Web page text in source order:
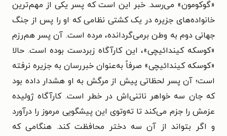
«گوکومون» می‌رسد. خبر این است که پسر یکی از مهم‌ترین
خانواده‌های جزیره در یک کشتی نظامی که او را پس از جنگ
جهانی دوم به وطن برمی‌گردانده‌، مرده است. آن پسر هم‌رزم
«کوسکه کیندائیچی»، این کارآگاه زبردست بوده است. حالا
«کوسکه کیندائیچی» صرفاً به‌عنوان خبررسان به جزیره نرفته
است؛ آن پسر لحظاتی پیش از مرگش به او هشدار داده بود
که جان سه خواهر ناتنی‌اش در خطر است. کارآگاه ژولیده
عزمش را جزم می‌کند تا ته‌وتوی این پیشگویی مرموز را درآورد
و اگر بتواند از آن سه دختر محافظت کند. هنگامی که